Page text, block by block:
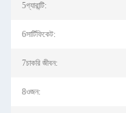
5গ্যারান্টি:
6সার্টিফিকেট:
7চাকরি জীবন:
8ওজন: